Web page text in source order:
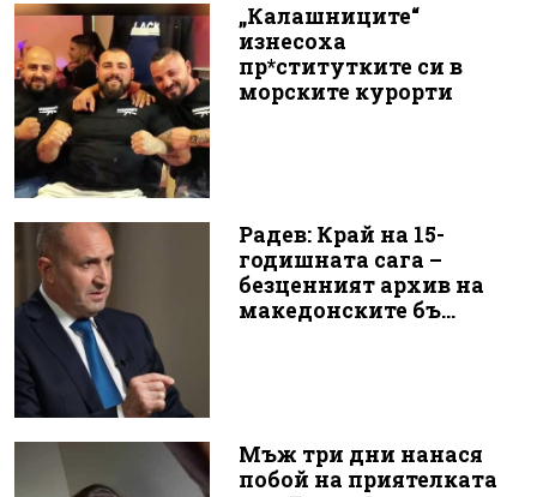
„Калашниците“
изнесоха
пр*ститутките си в
морските курорти
Радев: Край на 15-
годишната сага –
безценният архив на
македонските бъ...
Мъж три дни нанася
побой на приятелката